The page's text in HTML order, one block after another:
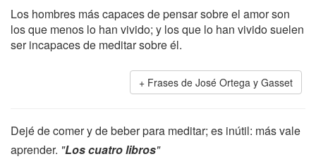
Los hombres más capaces de pensar sobre el amor son
los que menos lo han vivido; y los que lo han vivido suelen
ser incapaces de meditar sobre él.
Frases de José Ortega y Gasset
Dejé de comer y de beber para meditar; es inútil: más vale
aprender. "Los cuatro libros"